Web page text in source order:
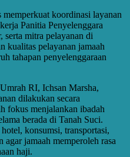
koordinasi layanan
Panitia Penyelenggara
serta mitra pelayanan di
kualitas pelayanan jamaah
tahapan penyelenggaraan
RI, Ichsan Marsha,
dilakukan secara
fokus menjalankan ibadah
berada di Tanah Suci.
konsumsi, transportasi,
jamaah memperoleh rasa
haji.